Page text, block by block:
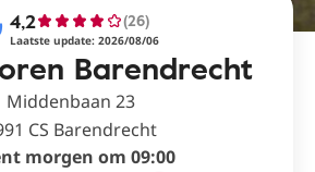
Barendrecht
4,2 (26)
Laatste update: 2026/08/06
Middenbaan 23
CS Barendrecht
morgen om 09:00